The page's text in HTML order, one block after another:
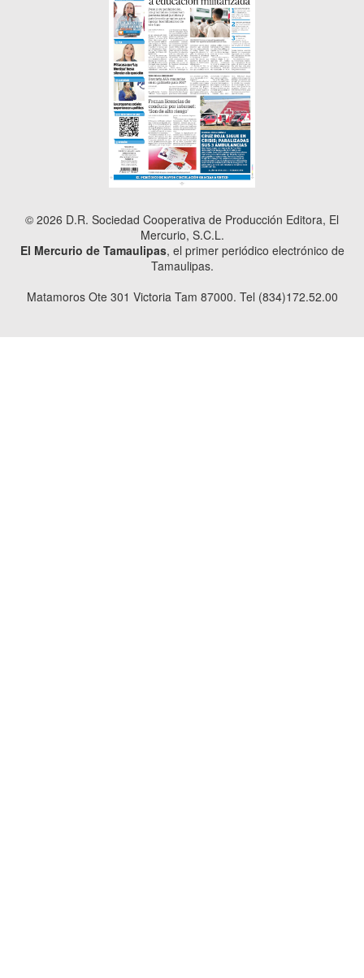
© 2026 D.R. Sociedad Cooperativa de Producción Editora, El
Mercurio, S.C.L.
El Mercurio de Tamaulipas, el primer periódico electrónico de
Tamaulipas.
Matamoros Ote 301 Victoria Tam 87000. Tel (834)172.52.00